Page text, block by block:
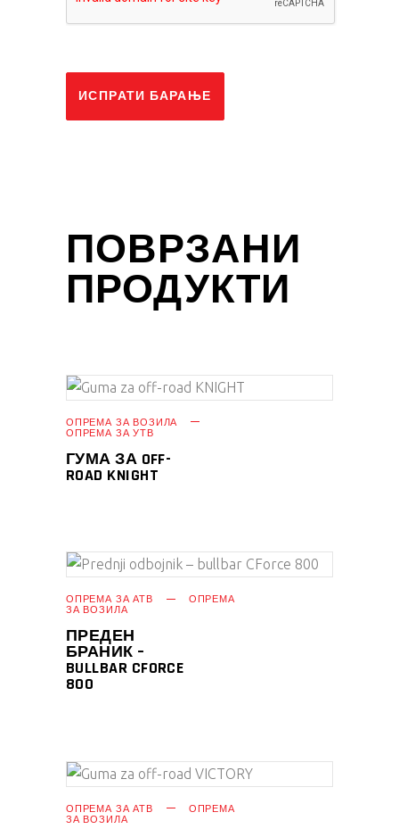
ИСПРАТИ БАРАЊЕ
ПОВРЗАНИ
ПРОДУКТИ
ПРОЧИТАЈ ПОВЕЌЕ
ОПРЕМА ЗА ВОЗИЛА
ОПРЕМА ЗА УТВ
ГУМА ЗА OFF-
ROAD KNIGHT
ПРОЧИТАЈ ПОВЕЌЕ
ОПРЕМА ЗА АТВ ОПРЕМА
ЗА ВОЗИЛА
ПРЕДЕН
БРАНИК –
BULLBAR CFORCE
800
ПРОЧИТАЈ ПОВЕЌЕ
ОПРЕМА ЗА АТВ ОПРЕМА
ЗА ВОЗИЛА